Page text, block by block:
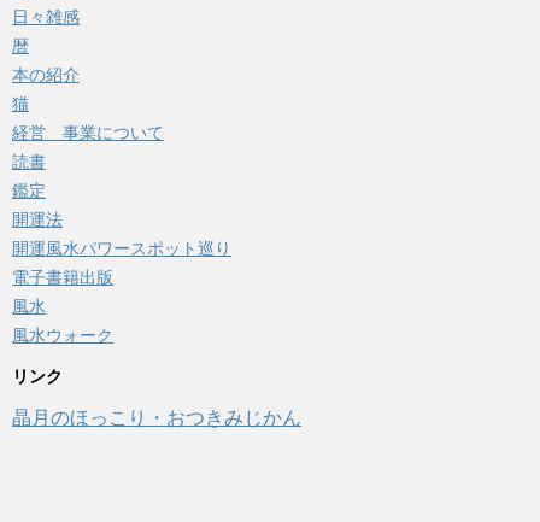
日々雑感
暦
本の紹介
猫
経営 事業について
読書
鑑定
開運法
開運風水パワースポット巡り
電子書籍出版
風水
風水ウォーク
リンク
晶月のほっこり・おつきみじかん